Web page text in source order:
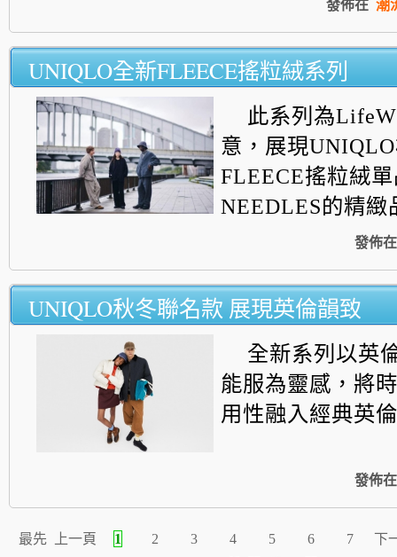
發佈在 潮
UNIQLO全新FLEECE搖粒絨系列
此系列為LifeW
意，展現
FLEECE搖粒絨單
NEEDLES的精緻
發佈在
UNIQLO秋冬聯名款 展現英倫韻致
全新系列以英
能服為靈感，將
用性融入經典英
發佈在
最先 上一頁 1 2 3 4 5 6 7
下